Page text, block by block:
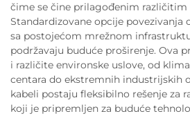
čime se čine prilagođenim različitim
Standardizovane opcije povezivanja
sa postojećom mrežnom
podržavaju buduće proširenje. Ova
i različite environske uslove, od
centara do ekstremnih industrijskih
kabeli postaju fleksibilno rešenje za
koji je pripremljen za buduće